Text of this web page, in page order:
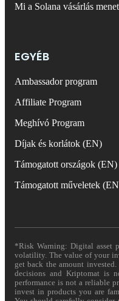
Mi a Solana vásárlás
EGYÉB
Ambassador program
Affiliate Program
Meghívó Program
Díjak és korlátok (EN)
Támogatott országok (EN)
Támogatott műveletek
*Risk Warning: Digital asset
volatility. The value of your
get back the amount
decisions and Kriptomat is
performance is not a reliable
invest in products you are